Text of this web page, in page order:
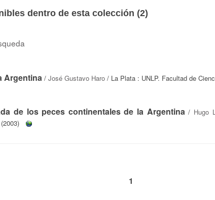
dentro de esta colección (2)
Argentina / José Gustavo Haro / La Plata : UNLP. Facultad de
de los peces continentales de la Argentina/ Hugo
1